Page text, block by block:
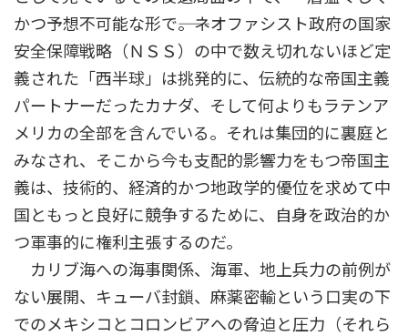
かつ予想不可能な形で――。ネオファシスト政府の国家
安全保障戦略（ＮＳＳ）の中で数え切れないほど定
義された「西半球」は挑発的に、伝統的な帝国主義
パートナーだったカナダ、そして何よりもラテンア
メリカの全部を含んでいる。それは集団的に裏庭と
みなされ、そこから今も支配的影響力をもつ帝国主
義は、技術的、経済的かつ地政学的優位を求めて中
国ともっと良好に競争するために、自身を政治的か
つ軍事的に権利主張するのだ。
カリブ海への海事関係、海軍、地上兵力の前例が
ない展開、キューバ封鎖、麻薬密輸という口実の下
でのメキシコとコロンビアへの脅迫と圧力（それら